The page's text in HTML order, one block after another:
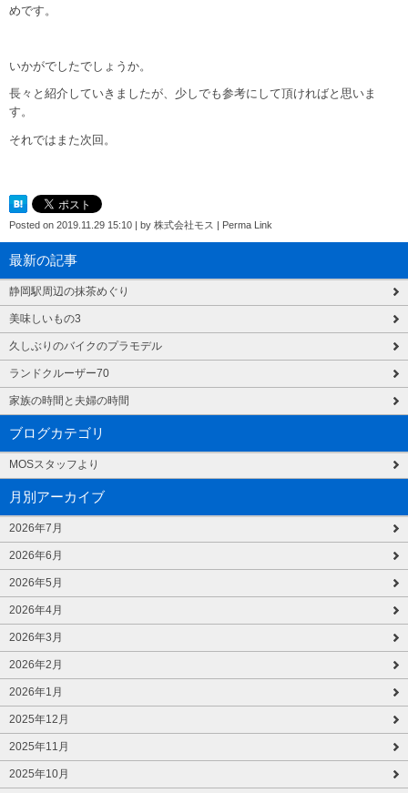
めです。
いかがでしたでしょうか。
長々と紹介していきましたが、少しでも参考にして頂ければと思いま
す。
それではまた次回。
Posted on 2019.11.29 15:10 | by 株式会社モス | Perma Link
最新の記事
静岡駅周辺の抹茶めぐり
美味しいもの3
久しぶりのバイクのプラモデル
ランドクルーザー70
家族の時間と夫婦の時間
ブログカテゴリ
MOSスタッフより
月別アーカイブ
2026年7月
2026年6月
2026年5月
2026年4月
2026年3月
2026年2月
2026年1月
2025年12月
2025年11月
2025年10月